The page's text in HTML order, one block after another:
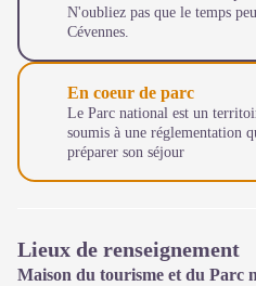
N'oubliez pas que le temps
Cévennes.
En coeur de parc
Le Parc national est un
soumis à une réglementation
préparer son séjour
Lieux de renseignement
Maison du tourisme et du Parc